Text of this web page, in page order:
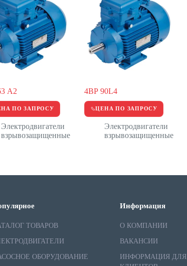
А2
ПО ЗАПРОСУ
Электродвигатели
взрывозащищенные
4ВР 90L4
ЦЕНА ПО ЗАПРОСУ
Электродвигатели
взрывозащищенные
ТОВАРОВ
ОБОРУДОВАНИЕ
Информация
О КОМПАНИИ
ВАКАНСИИ
ИНФОРМАЦИЯ ДЛЯ